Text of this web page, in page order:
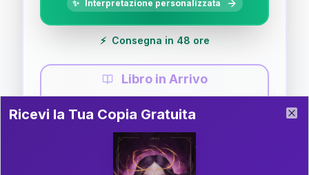
✨ Interpretazione personalizzata
⚡ Consegna in 48 ore
Libro in Arrivo
Guida completa di Coppia
Il libro è in fase di scrittura. Iscriviti alla newsletter
per ricevere aggiornamenti!
Ricevi la Tua Copia Gratuita del Libro
Ricevi la Tua Copia Gratuita